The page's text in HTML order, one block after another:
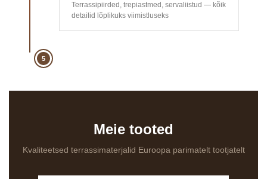
Terrassipiirded, trepiastmed, servaliistud — kõik
detailid lõplikuks viimistluseks
5
Meie tooted
Kvaliteetsed terrassimaterjalid Euroopa parimatelt tootjatelt